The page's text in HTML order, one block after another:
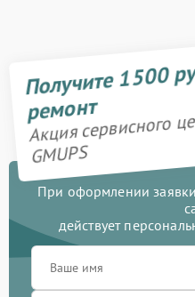
Получите 1500
ремонт
Акция сервисного
GMUPS
При оформлении
действует